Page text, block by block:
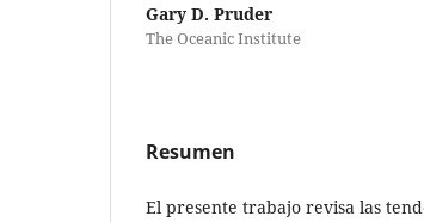
Gary D. Pruder
The Oceanic Institute
Resumen
El presente trabajo revisa las